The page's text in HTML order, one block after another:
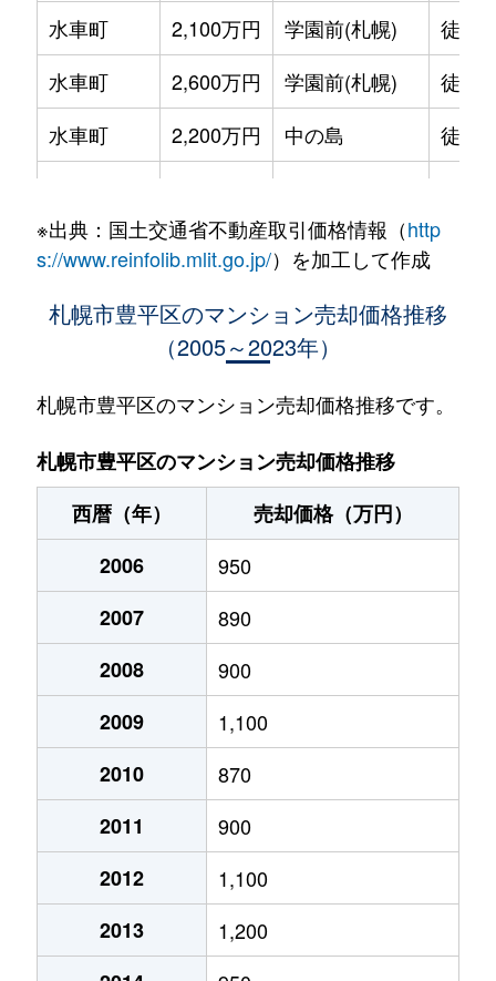
水車町
2,100万円 学園前(札幌)
徒歩
水車町
2,600万円 学園前(札幌)
徒歩
水車町
2,200万円 中の島
徒歩
水車町
1,400万円 中の島
徒歩
2,500万円 月寒中央
月寒中央通
2,700万円 月寒中央
月寒中央通
1,500万円 月寒中央
月寒中央通
3,000万円 月寒中央
月寒中央通
2,000万円
月寒中央通
260万円
月寒中央通
3,000万円
月寒中央通
3,300万円
月寒西１条
2,900万円
月寒西１条
1,600万円
月寒西１条
1,400万円
月寒西１条
1,100万円
※出典：国土交通省不動産取引価格情報（http
s://www.reinfolib.mlit.go.jp/）を加工して作成
札幌市豊平区のマンション売却価格推移
（2005～2023年）
札幌市豊平区のマンション売却価格推移です。
札幌市豊平区のマンション売却価格推移
西暦（年）
売却価格（万円）
2006
950
2007
890
2008
900
2009
1,100
2010
870
2011
900
2012
1,100
2013
1,200